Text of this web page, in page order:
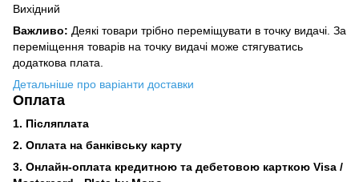
Вихідний
Важливо: Деякі товари трібно переміщувати в точку видачі. За
переміщення товарів на точку видачі може стягуватись
додаткова плата.
Детальніше про варіанти доставки
Оплата
1. Післяплата
2. Оплата на банківську карту
3. Онлайн-оплата кредитною та дебетовою карткою Visa /